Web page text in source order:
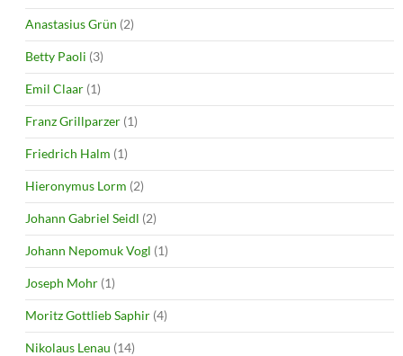
) w
)
Anastasius Grün (2)
Betty Paoli (3)
Emil Claar (1)
Franz Grillparzer (1)
Friedrich Halm (1)
Hieronymus Lorm (2)
Johann Gabriel Seidl (2)
Johann Nepomuk Vogl (1)
Joseph Mohr (1)
Moritz Gottlieb Saphir (4)
Nikolaus Lenau (14)